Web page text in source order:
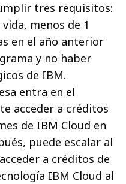
tres requisitos:
menos de 1
en el año anterior
y no haber
de IBM.
entra en el
acceder a créditos
de IBM Cloud en
puede escalar al
a créditos de
IBM Cloud al